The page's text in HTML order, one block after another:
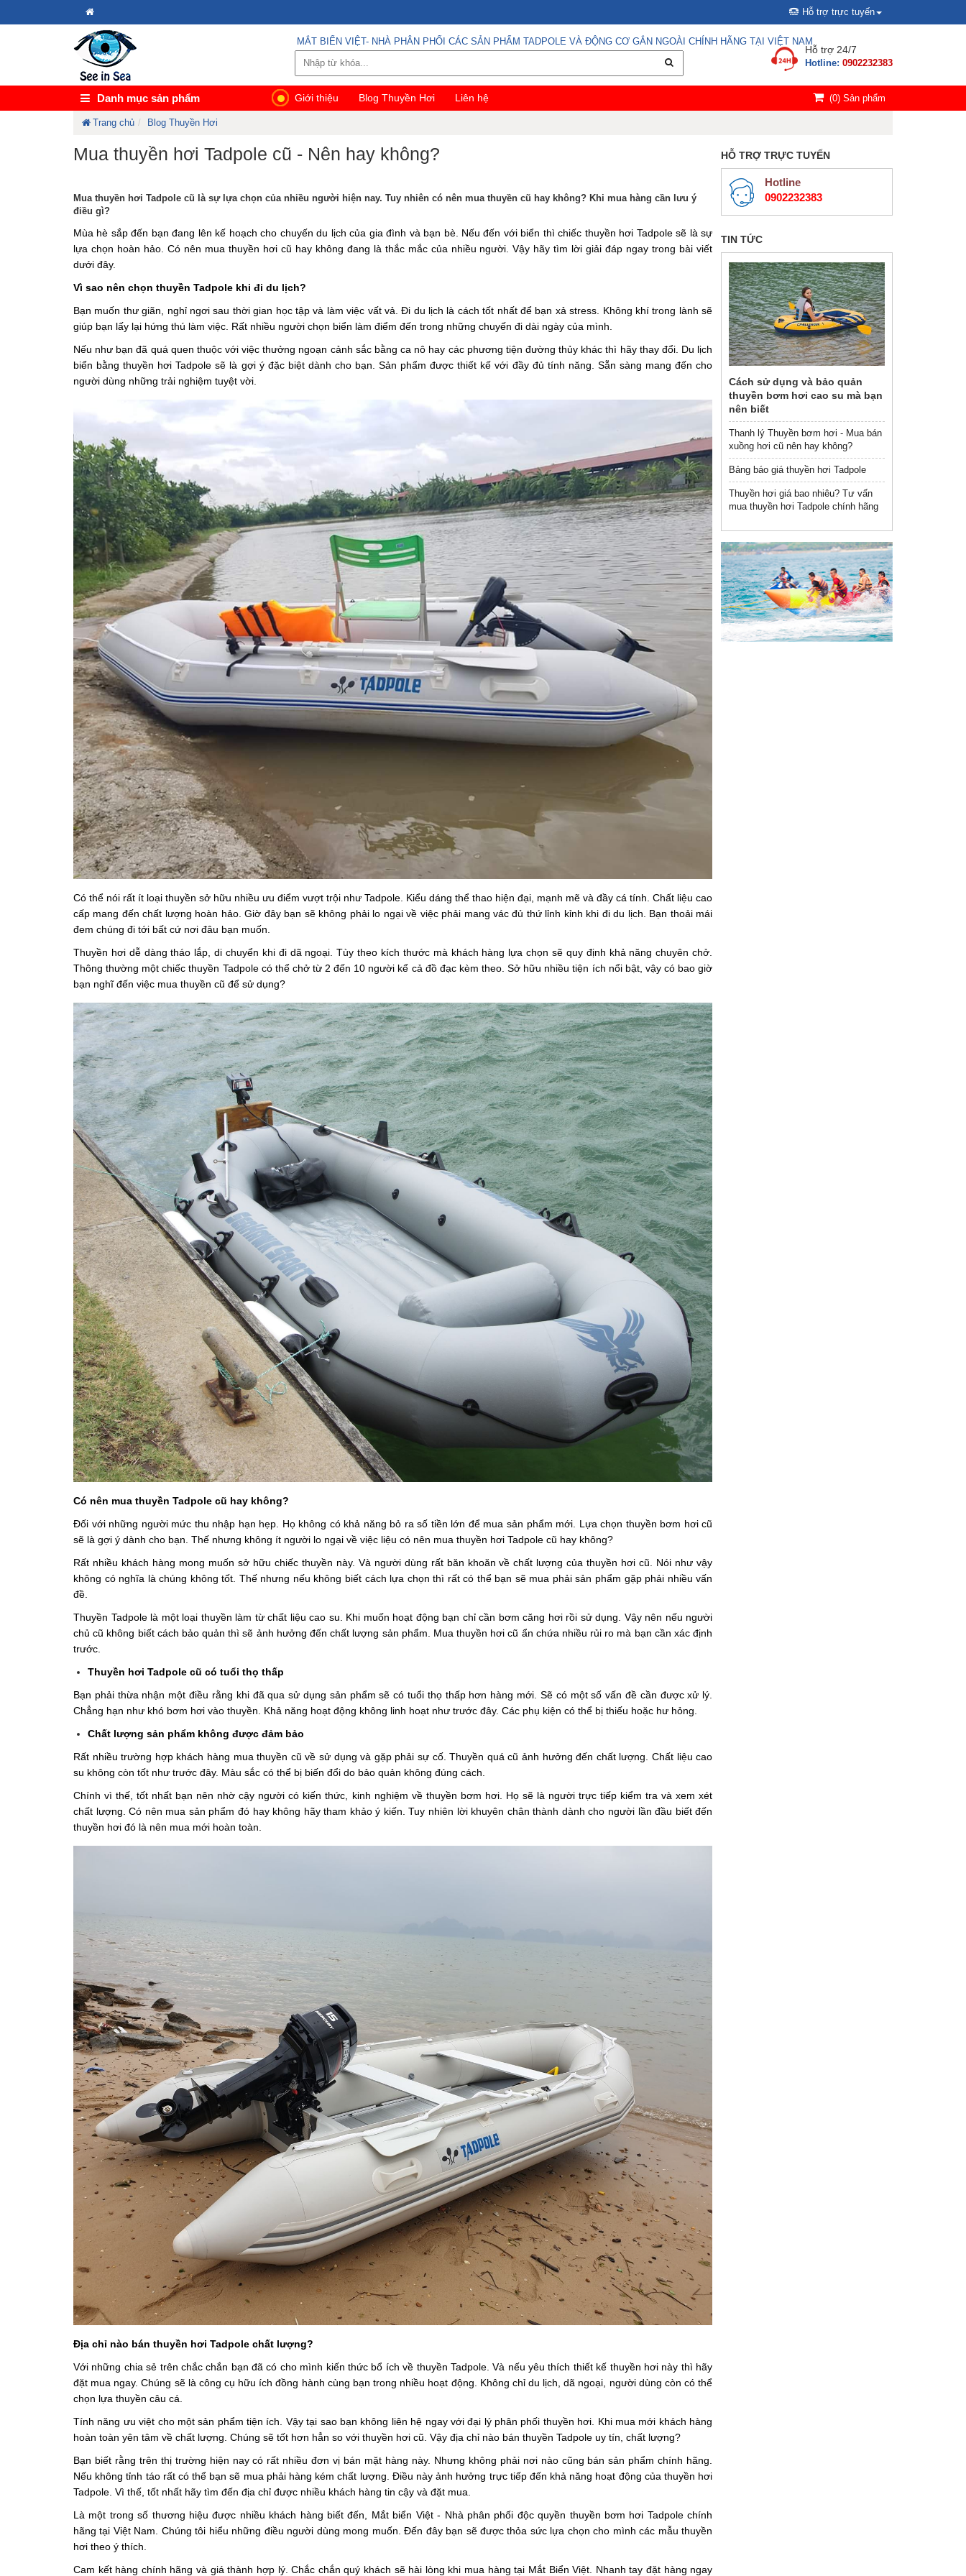
Hỗ trợ trực tuyến
MẮT BIỂN VIỆT- NHÀ PHÂN PHỐI CÁC SẢN PHẨM TADPOLE VÀ ĐỘNG CƠ GẮN NGOÀI CHÍNH HÃNG TẠI VIỆT NAM
Hỗ trợ 24/7
Hotline: 0902232383
Danh mục sản phẩm Giới thiệu Blog Thuyền Hơi Liên hệ (0) Sản phẩm
Trang chủ Blog Thuyền Hơi
HỖ TRỢ TRỰC TUYẾN
Hotline
0902232383
TIN TỨC
Cách sử dụng và bảo quản
thuyền bơm hơi cao su mà bạn
nên biết
Thanh lý Thuyền bơm hơi - Mua bán
xuồng hơi cũ nên hay không?
Bảng báo giá thuyền hơi Tadpole
Thuyền hơi giá bao nhiêu? Tư vấn
mua thuyền hơi Tadpole chính hãng
Mua thuyền hơi Tadpole cũ - Nên hay không?
Mua thuyền hơi Tadpole cũ là sự lựa chọn của nhiều người hiện nay. Tuy nhiên có nên mua thuyền cũ hay không? Khi mua hàng cần lưu ý
điều gì?
Mùa hè sắp đến bạn đang lên kế hoạch cho chuyến du lịch của gia đình và bạn bè. Nếu đến với biển thì chiếc thuyền hơi Tadpole sẽ là sự
lựa chọn hoàn hảo. Có nên mua thuyền hơi cũ hay không đang là thắc mắc của nhiều người. Vậy hãy tìm lời giải đáp ngay trong bài viết
dưới đây.
Vì sao nên chọn thuyền Tadpole khi đi du lịch?
Bạn muốn thư giãn, nghỉ ngơi sau thời gian học tập và làm việc vất vả. Đi du lịch là cách tốt nhất để bạn xả stress. Không khí trong lành sẽ
giúp bạn lấy lại hứng thú làm việc. Rất nhiều người chọn biển làm điểm đến trong những chuyến đi dài ngày của mình.
Nếu như bạn đã quá quen thuộc với việc thưởng ngoạn cảnh sắc bằng ca nô hay các phương tiện đường thủy khác thì hãy thay đổi. Du lịch
biển bằng thuyền hơi Tadpole sẽ là gợi ý đặc biệt dành cho bạn. Sản phẩm được thiết kế với đầy đủ tính năng. Sẵn sàng mang đến cho
người dùng những trải nghiệm tuyệt vời.
Có thể nói rất ít loại thuyền sở hữu nhiều ưu điểm vượt trội như Tadpole. Kiểu dáng thể thao hiện đại, mạnh mẽ và đầy cá tính. Chất liệu cao
cấp mang đến chất lượng hoàn hảo. Giờ đây bạn sẽ không phải lo ngại về việc phải mang vác đủ thứ lỉnh kỉnh khi đi du lịch. Bạn thoải mái
đem chúng đi tới bất cứ nơi đâu bạn muốn.
Thuyền hơi dễ dàng tháo lắp, di chuyển khi đi dã ngoại. Tùy theo kích thước mà khách hàng lựa chọn sẽ quy định khả năng chuyên chở.
Thông thường một chiếc thuyền Tadpole có thể chở từ 2 đến 10 người kể cả đồ đạc kèm theo. Sở hữu nhiều tiện ích nổi bật, vậy có bao giờ
bạn nghĩ đến việc mua thuyền cũ để sử dụng?
Có nên mua thuyền Tadpole cũ hay không?
Đối với những người mức thu nhập hạn hẹp. Họ không có khả năng bỏ ra số tiền lớn để mua sản phẩm mới. Lựa chọn thuyền bơm hơi cũ
sẽ là gợi ý dành cho bạn. Thế nhưng không ít người lo ngại về việc liệu có nên mua thuyền hơi Tadpole cũ hay không?
Rất nhiều khách hàng mong muốn sở hữu chiếc thuyền này. Và người dùng rất băn khoăn về chất lượng của thuyền hơi cũ. Nói như vậy
không có nghĩa là chúng không tốt. Thế nhưng nếu không biết cách lựa chọn thì rất có thể bạn sẽ mua phải sản phẩm gặp phải nhiều vấn
đề.
Thuyền Tadpole là một loại thuyền làm từ chất liệu cao su. Khi muốn hoạt động bạn chỉ cần bơm căng hơi rồi sử dụng. Vậy nên nếu người
chủ cũ không biết cách bảo quản thì sẽ ảnh hưởng đến chất lượng sản phẩm. Mua thuyền hơi cũ ẩn chứa nhiều rủi ro mà bạn cần xác định
trước.
Thuyền hơi Tadpole cũ có tuổi thọ thấp
Bạn phải thừa nhận một điều rằng khi đã qua sử dụng sản phẩm sẽ có tuổi thọ thấp hơn hàng mới. Sẽ có một số vấn đề cần được xử lý.
Chẳng hạn như khó bơm hơi vào thuyền. Khả năng hoạt động không linh hoạt như trước đây. Các phụ kiện có thể bị thiếu hoặc hư hỏng.
Chất lượng sản phẩm không được đảm bảo
Rất nhiều trường hợp khách hàng mua thuyền cũ về sử dụng và gặp phải sự cố. Thuyền quá cũ ảnh hưởng đến chất lượng. Chất liệu cao
su không còn tốt như trước đây. Màu sắc có thể bị biến đổi do bảo quản không đúng cách.
Chính vì thế, tốt nhất bạn nên nhờ cậy người có kiến thức, kinh nghiệm về thuyền bơm hơi. Họ sẽ là người trực tiếp kiểm tra và xem xét
chất lượng. Có nên mua sản phẩm đó hay không hãy tham khảo ý kiến. Tuy nhiên lời khuyên chân thành dành cho người lần đầu biết đến
thuyền hơi đó là nên mua mới hoàn toàn.
Địa chỉ nào bán thuyền hơi Tadpole chất lượng?
Với những chia sẻ trên chắc chắn bạn đã có cho mình kiến thức bổ ích về thuyền Tadpole. Và nếu yêu thích thiết kế thuyền hơi này thì hãy
đặt mua ngay. Chúng sẽ là công cụ hữu ích đồng hành cùng bạn trong nhiều hoạt động. Không chỉ du lịch, dã ngoại, người dùng còn có thể
chọn lựa thuyền câu cá.
Tính năng ưu việt cho một sản phẩm tiện ích. Vậy tại sao bạn không liên hệ ngay với đại lý phân phối thuyền hơi. Khi mua mới khách hàng
hoàn toàn yên tâm về chất lượng. Chúng sẽ tốt hơn hẳn so với thuyền hơi cũ. Vậy địa chỉ nào bán thuyền Tadpole uy tín, chất lượng?
Bạn biết rằng trên thị trường hiện nay có rất nhiều đơn vị bán mặt hàng này. Nhưng không phải nơi nào cũng bán sản phẩm chính hãng.
Nếu không tỉnh táo rất có thể bạn sẽ mua phải hàng kém chất lượng. Điều này ảnh hưởng trực tiếp đến khả năng hoạt động của thuyền hơi
Tadpole. Vì thế, tốt nhất hãy tìm đến địa chỉ được nhiều khách hàng tin cậy và đặt mua.
Là một trong số thương hiệu được nhiều khách hàng biết đến, Mắt biển Việt - Nhà phân phối độc quyền thuyền bơm hơi Tadpole chính
hãng tại Việt Nam. Chúng tôi hiểu những điều người dùng mong muốn. Đến đây bạn sẽ được thỏa sức lựa chọn cho mình các mẫu thuyền
hơi theo ý thích.
Cam kết hàng chính hãng và giá thành hợp lý. Chắc chắn quý khách sẽ hài lòng khi mua hàng tại Mắt Biển Việt. Nhanh tay đặt hàng ngay